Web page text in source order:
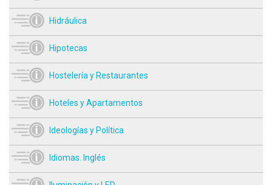
Hidráulica
Hipotecas
Hostelería y Restaurantes
Hoteles y Apartamentos
Ideologías y Política
Idiomas. Inglés